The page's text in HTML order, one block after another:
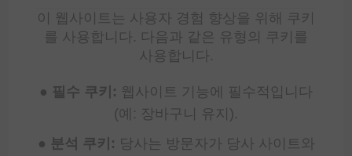
이 웹사이트는 사용자 경험 향상을 위해 쿠키
를 사용합니다. 다음과 같은 유형의 쿠키를
사용합니다.
● 필수 쿠키: 웹사이트 기능에 필수적입니다
(예: 장바구니 유지).
● 분석 쿠키: 당사는 방문자가 당사 사이트와